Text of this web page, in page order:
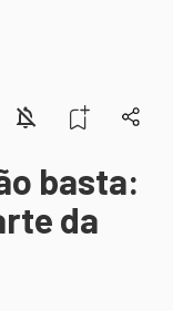
basta:
da